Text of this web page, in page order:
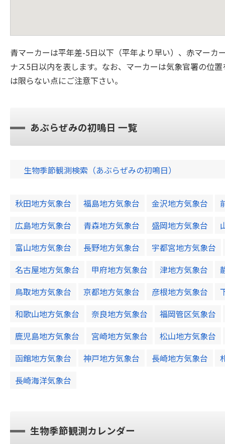
青マーカーは平年差-5日以下（平年より早い）、赤マー
ナス5日以内を表します。なお、マーカーは気象官署の位
は限らない点にご注意下さい。
あぶらぜみの初鳴日 一覧
生物季節観測検索（あぶらぜみの初鳴日）
秋田地方気象台 福島地方気象台 金沢地方気象台
広島地方気象台
青森地方気象台 盛岡地方気象台
富山地方気象台
長野地方気象台
宇都宮地方気象台
名古屋地方気象台
甲府地方気象台 津地方気象台
鳥取地方気象台
京都地方気象台 彦根地方気象台
和歌山地方気象台
奈良地方気象台
福岡管区気象台
鹿児島地方気象台
宮崎地方気象台
松山地方気象台
函館地方気象台
神戸地方気象台 長崎地方気象台
長崎海洋気象台
生物季節観測カレンダー